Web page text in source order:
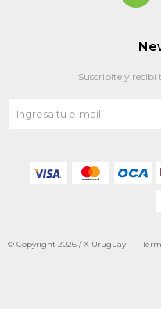
¡Suscribite y recibí
© Copyright 2026 / X Uruguay |